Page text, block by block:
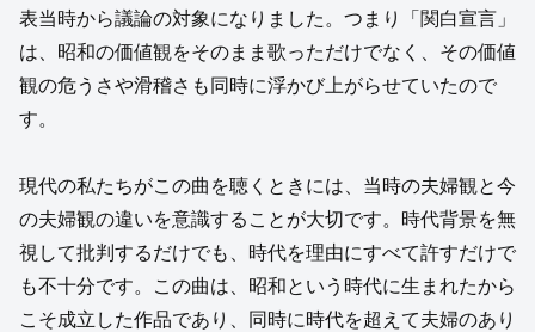
表当時から議論の対象になりました。つまり「関白宣言」
は、昭和の価値観をそのまま歌っただけでなく、その価値
観の危うさや滑稽さも同時に浮かび上がらせていたので
す。
現代の私たちがこの曲を聴くときには、当時の夫婦観と今
の夫婦観の違いを意識することが大切です。時代背景を無
視して批判するだけでも、時代を理由にすべて許すだけで
も不十分です。この曲は、昭和という時代に生まれたから
こそ成立した作品であり、同時に時代を超えて夫婦のあり